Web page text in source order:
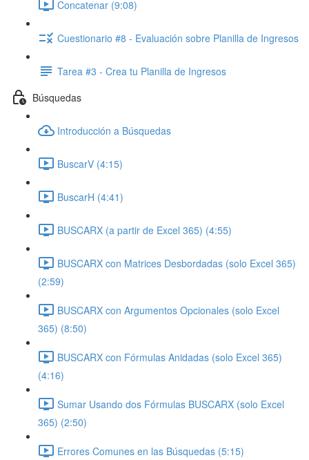
Concatenar (9:08)
Cuestionario #8 - Evaluación sobre Planilla de Ingresos
Tarea #3 - Crea tu Planilla de Ingresos
Búsquedas
Introducción a Búsquedas
BuscarV (4:15)
BuscarH (4:41)
BUSCARX (a partir de Excel 365) (4:55)
BUSCARX con Matrices Desbordadas (solo Excel 365)
(2:59)
BUSCARX con Argumentos Opcionales (solo Excel
365) (8:50)
BUSCARX con Fórmulas Anidadas (solo Excel 365)
(4:16)
Sumar Usando dos Fórmulas BUSCARX (solo Excel
365) (2:50)
Errores Comunes en las Búsquedas (5:15)